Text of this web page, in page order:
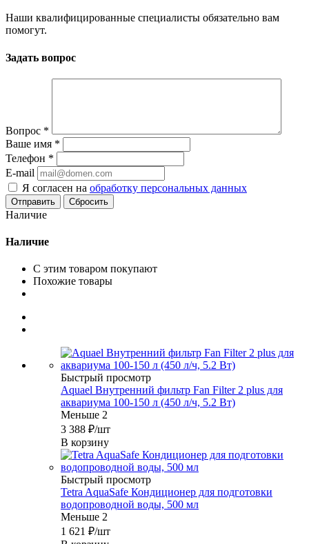
Наши квалифицированные специалисты обязательно вам
помогут.
Задать вопрос
Вопрос *
Ваше имя *
Телефон *
E-mail
Я согласен на обработку персональных данных
Сбросить
Наличие
Наличие
С этим товаром покупают
Похожие товары
Быстрый просмотр
Aquael Внутренний фильтр Fan Filter 2 plus для
аквариума 100-150 л (450 л/ч, 5.2 Вт)
Меньше 2
3 388 ₽/шт
В корзину
Быстрый просмотр
Tetra AquaSafe Кондиционер для подготовки
водопроводной воды, 500 мл
Меньше 2
1 621 ₽/шт